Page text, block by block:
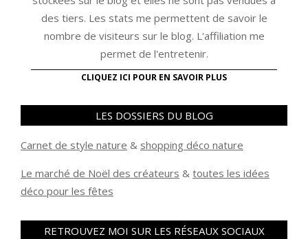
des tiers. Les stats me permettent de savoir le
nombre de visiteurs sur le blog. L'affiliation me
permet de l'entretenir.
CLIQUEZ ICI POUR EN SAVOIR PLUS
LES DOSSIERS DU BLOG
Carnet de style nature & shopping déco nature
Le marché de Noël des créateurs & toutes les idées
déco pour les fêtes
RETROUVEZ MOI SUR LES RÉSEAUX SOCIAUX